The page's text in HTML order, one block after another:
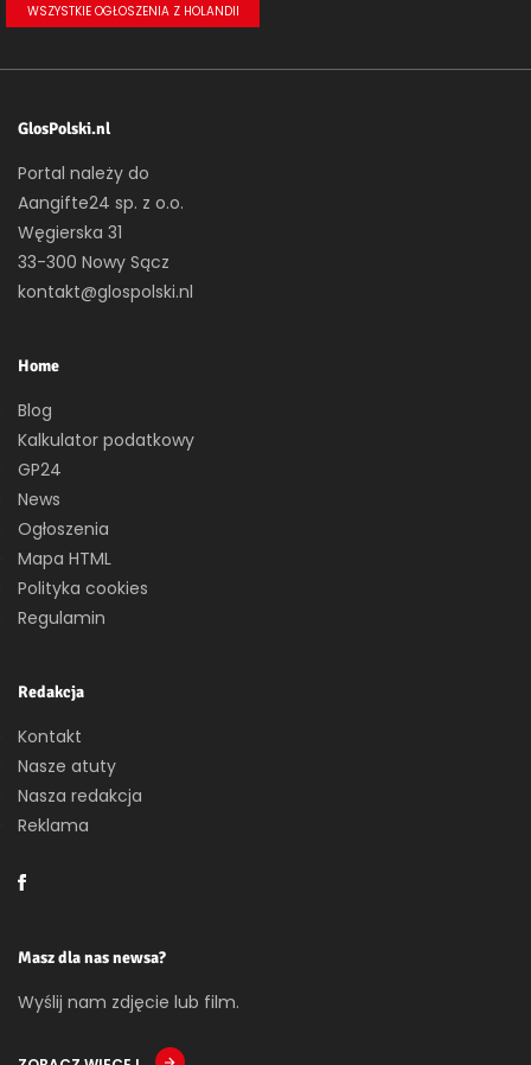
WSZYSTKIE OGŁOSZENIA Z HOLANDII
GlosPolski.nl
Portal należy do
Aangifte24 sp. z o.o.
Węgierska 31
33-300 Nowy Sącz
kontakt@glospolski.nl
Home
Blog
Kalkulator podatkowy
GP24
News
Ogłoszenia
Mapa HTML
Polityka cookies
Regulamin
Redakcja
Kontakt
Nasze atuty
Nasza redakcja
Reklama
Masz dla nas newsa?
Wyślij nam zdjęcie lub film.